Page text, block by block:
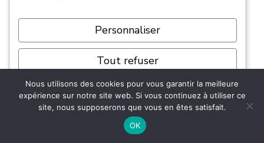
simple est de faire une simulation directement
sur le site de U Location. Vous y verrezle prix
final pour votre besoin spécifique
n’est-ce pas ?
Quel est le prix d’une location d’un
utilitaire chez Leclerc ?
Personnaliser
Tout refuser
Tout accepter
Nous utilisons des cookies pour vous garantir la meilleure
expérience sur notre site web. Si vous continuez à utiliser ce
site, nous supposerons que vous en êtes satisfait.
OK